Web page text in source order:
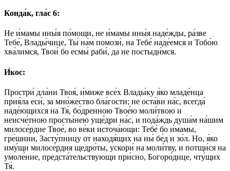
Конда́к, гла́с 6:
Не и́мамы ины́я по́мощи, не и́мамы ины́я наде́жды, ра́зве
Тебе́, Влады́чице, Ты́ на́м помози́, на Тебе́ наде́емся и Тобо́ю
хва́лимся, Твои́ бо есмы́ раби́, да не постыди́мся.
И́кос:
Простри́ дла́ни Твоя́, и́миже все́х Влады́ку я́ко младе́нца
прия́ла еси́, за мно́жество бла́гости; не оста́ви на́с, всегда́
наде́ющихся на Тя́, бо́дренною Твое́ю моли́твою и
неисче́тною просты́нею уще́дри на́с, и пода́ждь душа́м на́шим
милосе́рдие Твое́, во ве́ки источа́ющи: Тебе́ бо и́мамы,
гре́шнии, Засту́пницу от находя́щих на ны́ бе́д и зо́л. Но, я́ко
иму́щи милосе́рдия щедро́ты, ускори́ на моли́тву, и потщи́ся на
умоле́ние, предста́тельствующи при́сно, Богоро́дице, чту́щих
Тя́.